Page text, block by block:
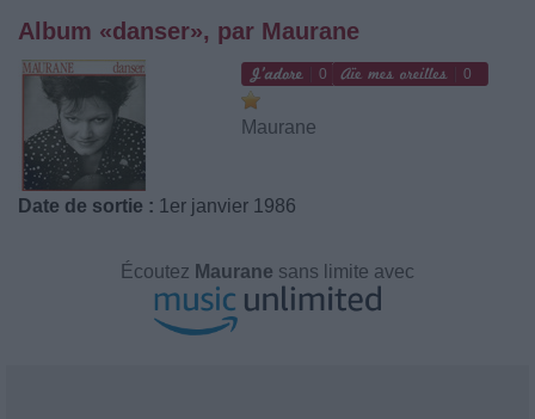
Album «danser», par Maurane
0 0
Maurane
Date de sortie : 1er janvier 1986
Écoutez Maurane sans limite avec